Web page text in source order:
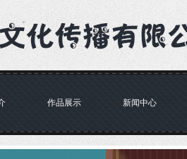
作品展示 新闻中心